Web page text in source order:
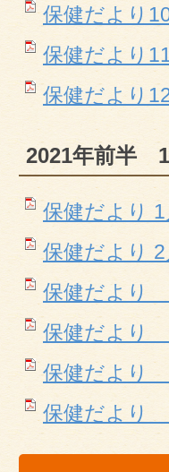
保健だより
保健だより
保健だより
2021年前半
保健だより
保健だより
保健だより
保健だより
保健だより
保健だより